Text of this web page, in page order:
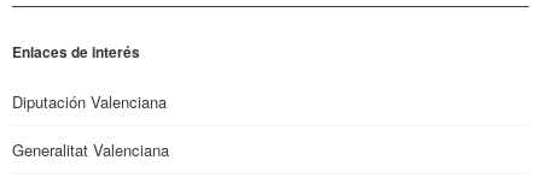
Enlaces de interés
Diputación Valenciana
Generalitat Valenciana